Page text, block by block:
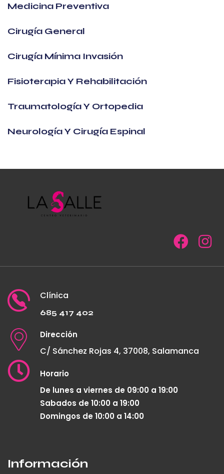
Medicina Preventiva
Cirugía General
Cirugía Mínima Invasión
Fisioterapia Y Rehabilitación
Traumatología Y Ortopedia
Neurología Y Cirugía Espinal
Clínica
685 417 402
Dirección
C/ Sánchez Rojas 4, 37008, Salamanca
Horario
De lunes a viernes de 09:00 a 19:00
Sabados de 10:00 a 19:00
Domingos de 10:00 a 14:00
Información